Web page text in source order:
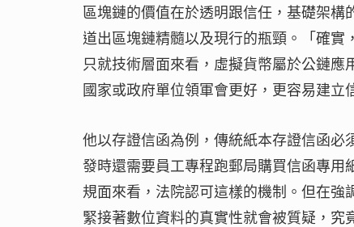
區塊鏈的價值在於透明跟信任，基礎架
道出區塊鏈精髓以及現行的瓶頸。「確
只就技術層面來看，虛擬貨幣屬於公鏈
國家或政府單位領軍會更好，更容易建立
他以存證信函為例，傳統紙本存證信函
發時還需要員工專程跑郵局購買信函專
規面來看，法院認可這樣的機制。但在強
緊接著數位資料的真實性就會被質疑，